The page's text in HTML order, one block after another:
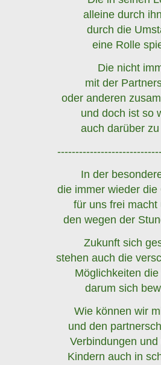
alleine durch
durch die
eine Rolle
Die nicht
mit der
oder anderen
und doch ist so
auch darüber
In der
die immer wieder die
für uns frei macht
den wegen der
Zukunft sich
stehen auch die
Möglichkeiten
darum sich
Wie können wir
und den
Verbindungen und
Kindern auch in